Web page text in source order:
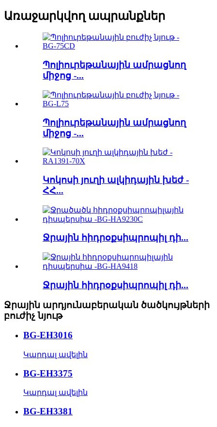
Առաջարկվող ապրանքներ
Պոլիուրեթանային ամրացնող
միջոց -...
Պոլիուրեթանային ամրացնող
միջոց -...
Կոկոսի յուղի ալկիդային խեժ -
ՀՀ...
Ջրային հիդրօքսիպրոպիլ դի...
Ջրային հիդրօքսիպրոպիլ դի...
Ջրային արդյունաբերական ծածկույթների
բուժիչ նյութ
BG-EH3016
Կարդալ ավելին
BG-EH3375
Կարդալ ավելին
BG-EH3381